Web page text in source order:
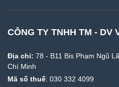
CÔNG TY TNHH TM - DV
Địa chỉ: 78 - B11 Bis Phạm Ngũ
Chí Minh
Mã số thuế: 030 332 4099